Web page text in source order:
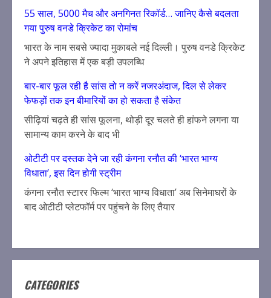
55 साल, 5000 मैच और अनगिनत रिकॉर्ड… जानिए कैसे बदलता
गया पुरुष वनडे क्रिकेट का रोमांच
भारत के नाम सबसे ज्यादा मुकाबले नई दिल्ली। पुरुष वनडे क्रिकेट
ने अपने इतिहास में एक बड़ी उपलब्धि
बार-बार फूल रही है सांस तो न करें नजरअंदाज, दिल से लेकर
फेफड़ों तक इन बीमारियों का हो सकता है संकेत
सीढ़ियां चढ़ते ही सांस फूलना, थोड़ी दूर चलते ही हांफने लगना या
सामान्य काम करने के बाद भी
ओटीटी पर दस्तक देने जा रही कंगना रनौत की ‘भारत भाग्य
विधाता’, इस दिन होगी स्ट्रीम
कंगना रनौत स्टारर फिल्म ‘भारत भाग्य विधाता’ अब सिनेमाघरों के
बाद ओटीटी प्लेटफॉर्म पर पहुंचने के लिए तैयार
CATEGORIES